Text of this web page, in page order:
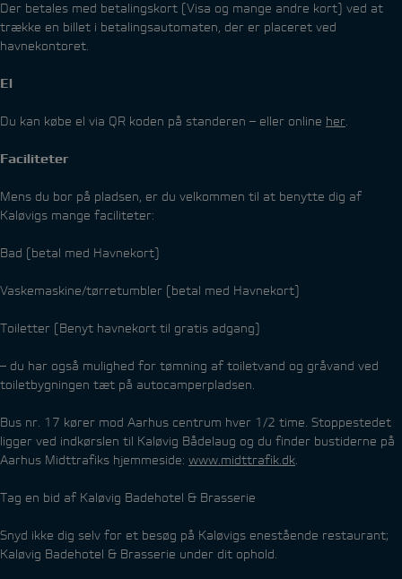
Der betales med betalingskort (Visa og mange andre kort) ved at
trække en billet i betalingsautomaten, der er placeret ved
havnekontoret.
El
Du kan købe el via QR koden på standeren – eller online her.
Faciliteter
Mens du bor på pladsen, er du velkommen til at benytte dig af
Kaløvigs mange faciliteter:
Bad (betal med Havnekort)
Vaskemaskine/tørretumbler (betal med Havnekort)
Toiletter (Benyt havnekort til gratis adgang)
– du har også mulighed for tømning af toiletvand og gråvand ved
toiletbygningen tæt på autocamperpladsen.
Bus nr. 17 kører mod Aarhus centrum hver 1/2 time. Stoppestedet
ligger ved indkørslen til Kaløvig Bådelaug og du finder bustiderne på
Aarhus Midttrafiks hjemmeside: www.midttrafik.dk.
Tag en bid af Kaløvig Badehotel & Brasserie
Snyd ikke dig selv for et besøg på Kaløvigs enestående restaurant;
Kaløvig Badehotel & Brasserie under dit ophold.